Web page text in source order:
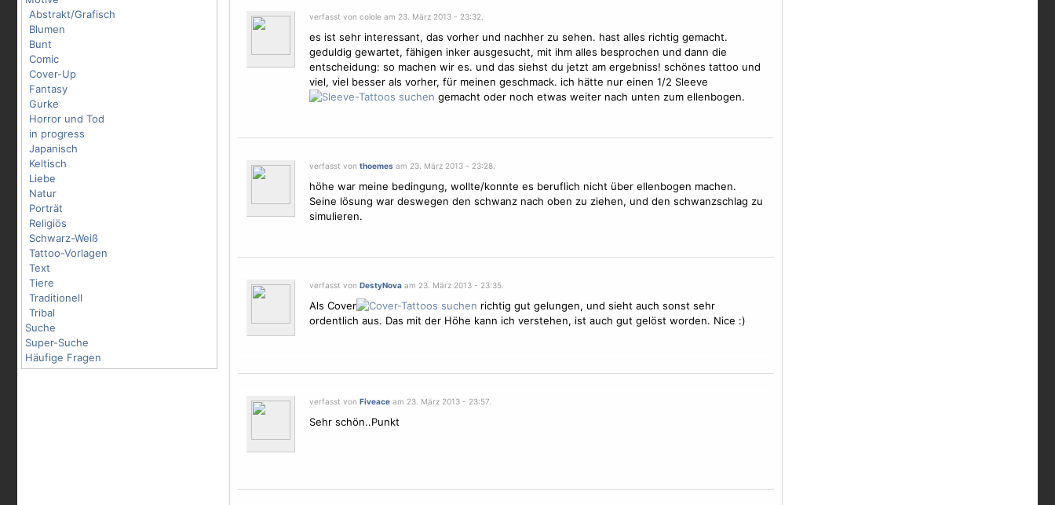
Abstrakt/Grafisch
Blumen
Bunt
Comic
Cover-Up
Fantasy
Gurke
Horror und Tod
in progress
Japanisch
Keltisch
Liebe
Natur
Porträt
Religiös
Schwarz-Weiß
Tattoo-Vorlagen
Text
Tiere
Traditionell
Tribal
Suche
Super-Suche
Häufige Fragen
verfasst von colole am 23. März 2013 - 23:32.
es ist sehr interessant, das vorher und nachher zu sehen. hast alles richtig gemacht.
geduldig gewartet, fähigen inker ausgesucht, mit ihm alles besprochen und dann die
entscheidung: so machen wir es. und das siehst du jetzt am ergebniss! schönes tattoo und
viel, viel besser als vorher, für meinen geschmack. ich hätte nur einen 1/2 Sleeve
gemacht oder noch etwas weiter nach unten zum ellenbogen.
verfasst von thoemesam 23. März 2013 - 23:28.
höhe war meine bedingung, wollte/konnte es beruflich nicht über ellenbogen machen.
Seine lösung war deswegen den schwanz nach oben zu ziehen, und den schwanzschlag zu
simulieren.
verfasst von DestyNovaam 23. März 2013 - 23:35.
Als Cover
richtig gut gelungen, und sieht auch sonst sehr
ordentlich aus. Das mit der Höhe kann ich verstehen, ist auch gut gelöst worden. Nice :)
verfasst von Fiveaceam 23. März 2013 - 23:57.
Sehr schön..Punkt